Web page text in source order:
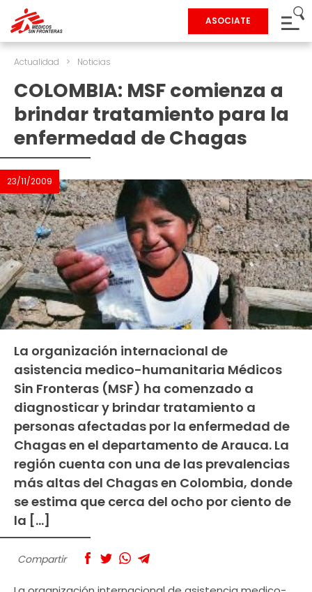
ASOCIATE
Actualidad > Noticias
COLOMBIA: MSF comienza a
brindar tratamiento para la
enfermedad de Chagas
23/11/2009
La organización internacional de
asistencia medico-humanitaria Médicos
Sin Fronteras (MSF) ha comenzado a
diagnosticar y brindar tratamiento a
personas afectadas por la enfermedad de
Chagas en el departamento de Arauca. La
región cuenta con una de las prevalencias
más altas del Chagas en Colombia, donde
se estima que cerca del ocho por ciento de
la […]
Compartir